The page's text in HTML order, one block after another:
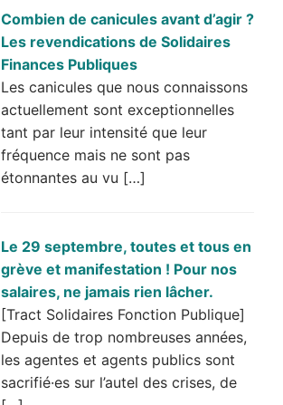
Combien de canicules avant d’agir ?
Les revendications de Solidaires
Finances Publiques
Les canicules que nous connaissons
actuellement sont exceptionnelles
tant par leur intensité que leur
fréquence mais ne sont pas
étonnantes au vu […]
Le 29 septembre, toutes et tous en
grève et manifestation ! Pour nos
salaires, ne jamais rien lâcher.
[Tract Solidaires Fonction Publique]
Depuis de trop nombreuses années,
les agentes et agents publics sont
sacrifié·es sur l’autel des crises, de